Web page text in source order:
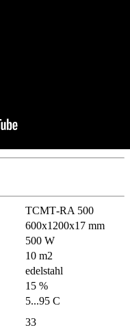
ТСМТ-RA 500
600х1200х17 mm
500 W
10 m2
еdelstahl
15 %
5...95 С
33